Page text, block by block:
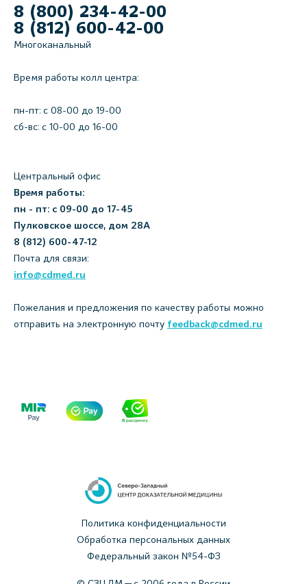
8 (800) 234-42-00
8 (812) 600-42-00
Многоканальный
Время работы колл центра:
пн-пт: c 08-00 до 19-00
сб-вс: с 10-00 до 16-00
Центральный офис
Время работы:
пн - пт: с 09-00 до 17-45
Пулковское шоссе, дом 28А
8 (812) 600-47-12
Почта для связи:
info@cdmed.ru
Пожелания и предложения по качеству работы можно
отправить на электронную почту feedback@cdmed.ru
Политика конфиденциальности
Обработка персональных данных
Федеральный закон №54-ФЗ